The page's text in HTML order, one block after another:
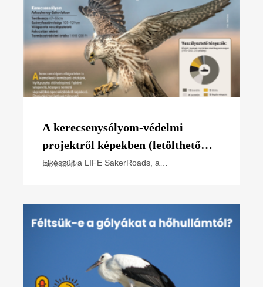
A kerecsenysólyom-védelmi
projektről képekben (letölthető
poszter)
Elkészült a LIFE SakerRoads, a
2026.08.04